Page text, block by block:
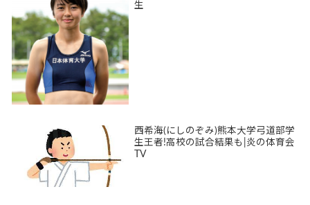
生
西希海(にしのぞみ)熊本大学弓道部学
生王者!高校の試合結果も|炎の体育会
TV